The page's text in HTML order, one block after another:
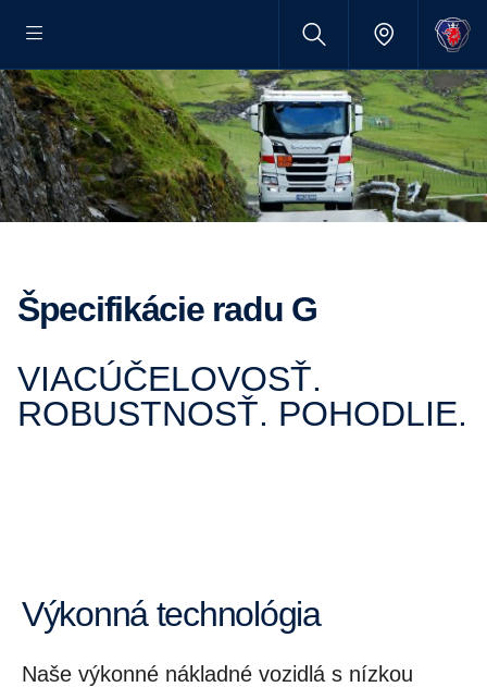
Špecifikácie radu G
VIACÚČELOVOSŤ.
ROBUSTNOSŤ. POHODLIE.
Výkonná technológia
Naše výkonné nákladné vozidlá s nízkou